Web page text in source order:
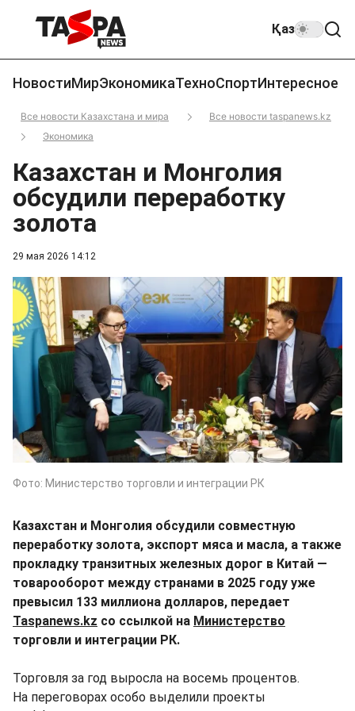
Қаз
НовостиМирЭкономикаТехноСпортИнтересное
Все новости Казахстана и мира
Все новости taspanews.kz
Экономика
29 мая 2026 14:12
Казахстан и Монголия
обсудили переработку
золота
Фото: Министерство торговли и интеграции РК
Казахстан и Монголия обсудили совместную
переработку золота, экспорт мяса и масла, а также
прокладку транзитных железных дорог в Китай —
товарооборот между странами в 2025 году уже
превысил 133 миллиона долларов, передает
Taspanews.kz со ссылкой на Министерство
торговли и интеграции РК.
Торговля за год выросла на восемь процентов.
На переговорах особо выделили проекты